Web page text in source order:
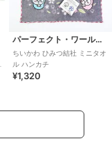
パーフェクト・ワールド・トーキョー
ちいかわ ひみつ結社 ミニタオ
ル ハンカチ
¥1,320